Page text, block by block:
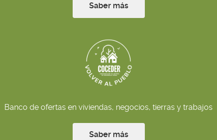
Saber más
Banco de ofertas en viviendas, negocios, tierras y trabajos
Saber más